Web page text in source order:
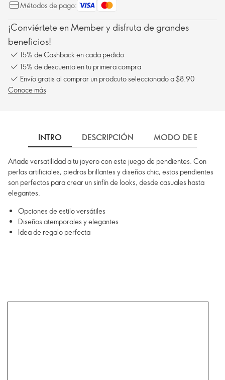
Métodos de pago:
¡Conviértete en Member y disfruta de grandes
beneficios!
15% de Cashback en cada pedido
15% de descuento en tu primera compra
Envío gratis al comprar un prodcuto seleccionado a $8.90
Conoce más
INTRO DESCRIPCIÓN MODO DE EMPLEO
Añade versatilidad a tu joyero con este juego de pendientes. Con
perlas artificiales, piedras brillantes y diseños chic, estos pendientes
son perfectos para crear un sinfín de looks, desde casuales hasta
elegantes.
Opciones de estilo versátiles
Diseños atemporales y elegantes
Idea de regalo perfecta